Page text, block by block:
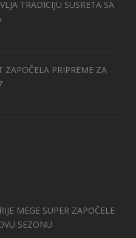
TRADICIJU SUSRETA SA
ZAPOČELA PRIPREME ZA
MEGE SUPER ZAPOČELE
SEZONU